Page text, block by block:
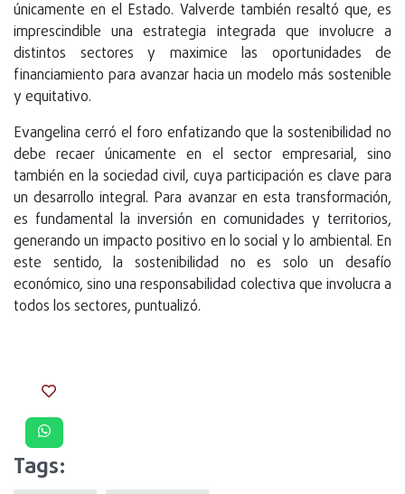
únicamente en el Estado. Valverde también resaltó que, es
imprescindible una estrategia integrada que involucre a
distintos sectores y maximice las oportunidades de
financiamiento para avanzar hacia un modelo más sostenible
y equitativo.
Evangelina cerró el foro enfatizando que la sostenibilidad no
debe recaer únicamente en el sector empresarial, sino
también en la sociedad civil, cuya participación es clave para
un desarrollo integral. Para avanzar en esta transformación,
es fundamental la inversión en comunidades y territorios,
generando un impacto positivo en lo social y lo ambiental. En
este sentido, la sostenibilidad no es solo un desafío
económico, sino una responsabilidad colectiva que involucra a
todos los sectores, puntualizó.
Tags: